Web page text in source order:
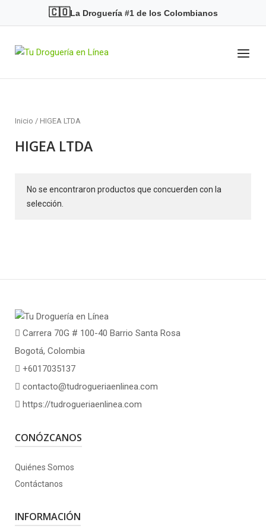
🇨🇴La Droguería #1 de los Colombianos
Home Menu
Inicio / HIGEA LTDA
HIGEA LTDA
No se encontraron productos que concuerden con la
selección.
Carrera 70G # 100-40 Barrio Santa Rosa
Bogotá, Colombia
+6017035137
contacto@tudrogueriaenlinea.com
https://tudrogueriaenlinea.com
CONÓZCANOS
Quiénes Somos
Contáctanos
INFORMACIÓN